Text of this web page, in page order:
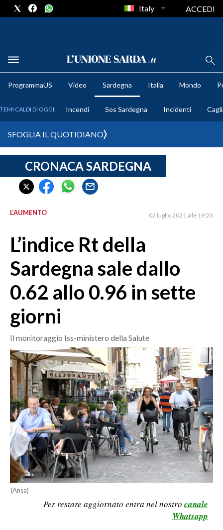
METEO
CRONACA SARDEGNA
CAGLIARI
SULCIS IGLESIENTE
ORISTANO E PROVINCIA
GALLURA
NUORO E PROVINCIA
OGLIASTRA
AGENDA
CRONACA
ITALIA
MONDO
POLITICA
ECONOMIA
SERVIZI ALLE IMPRESE
LAVORO
BANDI
Italy ACCEDI
ProgrammaUS Video Sardegna Italia Mondo
TEMI CALDI DI OGGI: Incendi Sos Sardegna Incidenti
SFOGLIA IL QUOTIDIANO
CRONACA SARDEGNA
L’AUMENTO 02 luglio 2021 alle 19:23
L’indice Rt della
Sardegna sale dallo
0.62 allo 0.96 in sette
giorni
Il monitoraggio Iss-ministero della Salute
(Ansa)
Per restare aggiornato entra nel nostro canale
Whatsapp